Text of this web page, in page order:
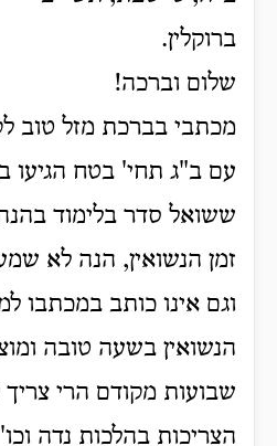
ברוקלין.
שלום וברכה!
מכתבי בברכת מזל טוב
עם ב"ג תחי' בטח הגיעו
ששואל סדר בלימוד
זמן הנשואין, הנה לא
וגם אינו כותב במכתבו
הנשואין בשעה טובה
שבועות מקודם הרי צריך
הצריכות בהלכות נדה